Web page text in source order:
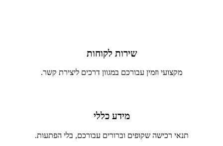
שירות לקוחות
מקצועי וזמין עבורכם במגוון דרכים ליצירת קשר.
מידע כללי
תנאי רכישה שקופים וברורים עבורכם, בלי הפתעות.